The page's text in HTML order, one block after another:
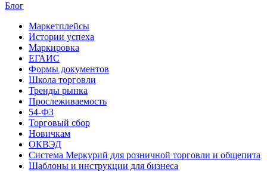
Блог
Маркетплейсы
Истории успеха
Маркировка
ЕГАИС
Формы документов
Школа торговли
Тренды рынка
Прослеживаемость
54-ФЗ
Торговый сбор
Новичкам
ОКВЭД
Система Меркурий для розничной торговли и общепита
Шаблоны и инструкции для бизнеса